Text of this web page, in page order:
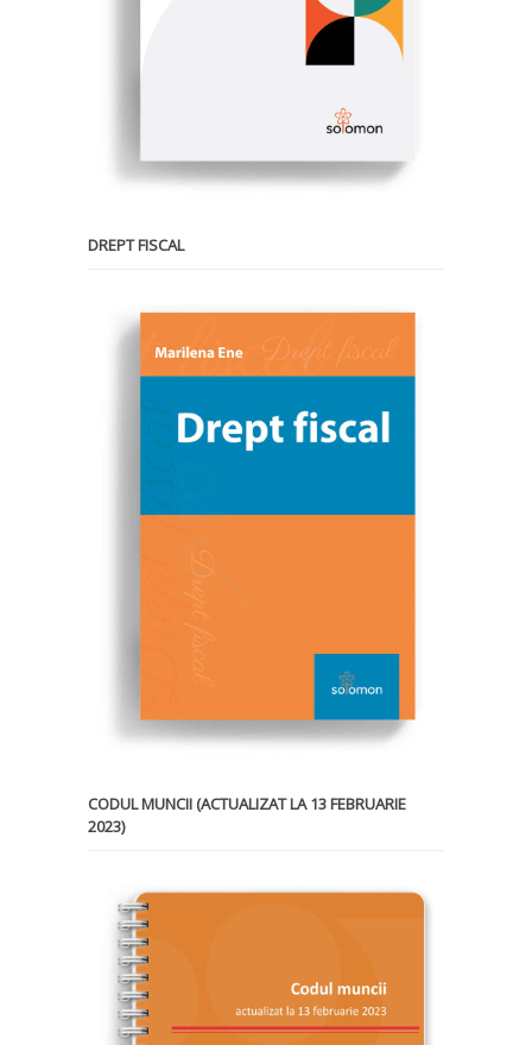
DREPT FISCAL
CODUL MUNCII (ACTUALIZAT LA 13 FEBRUARIE
2023)